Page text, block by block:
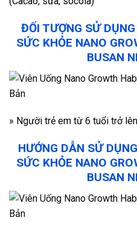
ĐỐI TƯỢNG SỬ
SỨC KHỎE NANO
BUSAN
» Người trẻ em từ 6 tuổi trở lên
HƯỚNG DẪN SỬ
SỨC KHỎE NANO
BUSAN